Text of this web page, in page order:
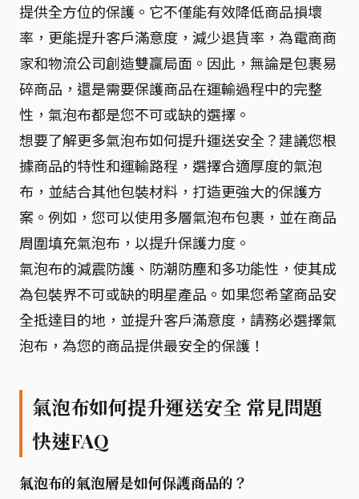
提供全方位的保護。它不僅能有效降低商品損壞
率，更能提升客戶滿意度，減少退貨率，為電商商
家和物流公司創造雙贏局面。因此，無論是包裹易
碎商品，還是需要保護商品在運輸過程中的完整
性，氣泡布都是您不可或缺的選擇。
想要了解更多氣泡布如何提升運送安全？建議您根
據商品的特性和運輸路程，選擇合適厚度的氣泡
布，並結合其他包裝材料，打造更強大的保護方
案。例如，您可以使用多層氣泡布包裹，並在商品
周圍填充氣泡布，以提升保護力度。
氣泡布的減震防護、防潮防塵和多功能性，使其成
為包裝界不可或缺的明星產品。如果您希望商品安
全抵達目的地，並提升客戶滿意度，請務必選擇氣
泡布，為您的商品提供最安全的保護！
氣泡布如何提升運送安全 常見問題
快速FAQ
氣泡布的氣泡層是如何保護商品的？